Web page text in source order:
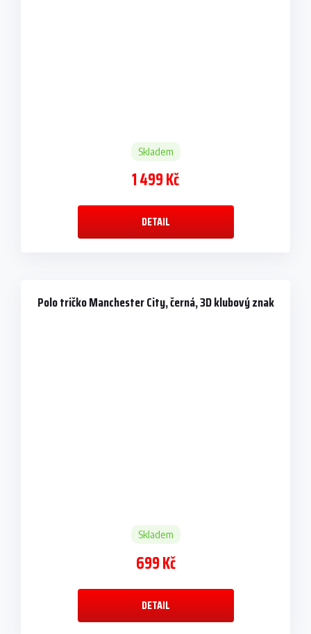
Skladem
1 499 Kč
DETAIL
Polo tričko Manchester City, černá, 3D klubový znak
Skladem
699 Kč
DETAIL